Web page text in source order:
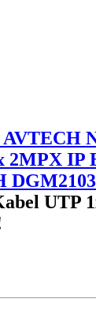
AVTECH
2MPX IP
UTP